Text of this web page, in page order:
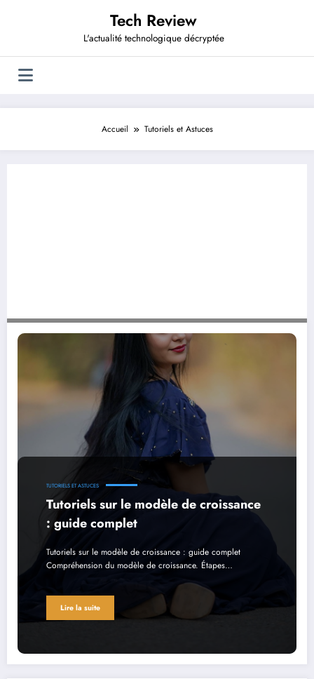
Tech Review
L'actualité technologique décryptée
Accueil Tutoriels et Astuces
Tutoriels sur le modèle de croissance : guide complet
TUTORIELS ET ASTUCES
Tutoriels sur le modèle de croissance
: guide complet
Tutoriels sur le modèle de croissance : guide complet
Compréhension du modèle de croissance. Étapes…
Lire la suite